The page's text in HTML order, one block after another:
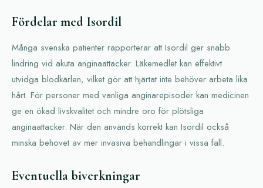
Fördelar med Isordil
Många svenska patienter rapporterar att Isordil ger snabb
lindring vid akuta anginaattacker. Läkemedlet kan effektivt
utvidga blodkärlen, vilket gör att hjärtat inte behöver arbeta lika
hårt. För personer med vanliga anginarepisoder kan medicinen
ge en ökad livskvalitet och mindre oro för plötsliga
anginaattacker. När den används korrekt kan Isordil också
minska behovet av mer invasiva behandlingar i vissa fall.
Eventuella biverkningar